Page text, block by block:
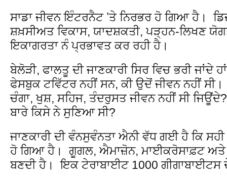
ਸਾਡਾ ਜੀਵਨ ਇੰਟਰਨੈਟ ʼਤੇ ਨਿਰਭਰ ਹੋ ਗਿਆ ਹੈ।
ਸ਼ਖ਼ਸੀਅਤ ਵਿਕਾਸ, ਯਾਦਸ਼ਕਤੀ, ਪੜ੍ਹਨ-ਲਿਖਣ
ਇਕਾਗਰਤਾ ਨੰ ਪ੍ਰਭਾਵਤ ਕਰ ਰਹੀ ਹੈ।
ਬੇਲੋੜੀ, ਫਾਲਤੂ ਦੀ ਜਾਣਕਾਰੀ ਸਿਰ ਵਿਚ ਭਰੀ
ਫੇਸਬੁਕ ਟਵਿੱਟਰ ਨਹੀਂ ਸਨ, ਕੀ ਉਦੋਂ ਜੀਵਨ ਨਹੀਂ
ਚੰਗਾ, ਖੁਸ਼, ਸਹਿਜ, ਤੰਦਰੁਸਤ ਜੀਵਨ ਨਹੀਂ ਸੀ
ਬਾਰੇ ਕਿਸੇ ਨੇ ਸੁਣਿਆ ਸੀ?
ਜਾਣਕਾਰੀ ਦੀ ਵੰਨਸੁਵੰਨਤਾ ਐਨੀ ਵੱਧ ਗਈ ਹੈ ਕਿ
ਹੋ ਗਿਆ ਹੈ। ਗੂਗਲ, ਐਮਾਜ਼ੋਨ, ਮਾਈਕਰੋਸਾਫ਼ਟ ਅਤੇ
ਬਣਦੀ ਹੈ। ਇਕ ਟੇਰਾਬਾਈਟ 1000 ਗੀਗਾਬਾਈਟਸ